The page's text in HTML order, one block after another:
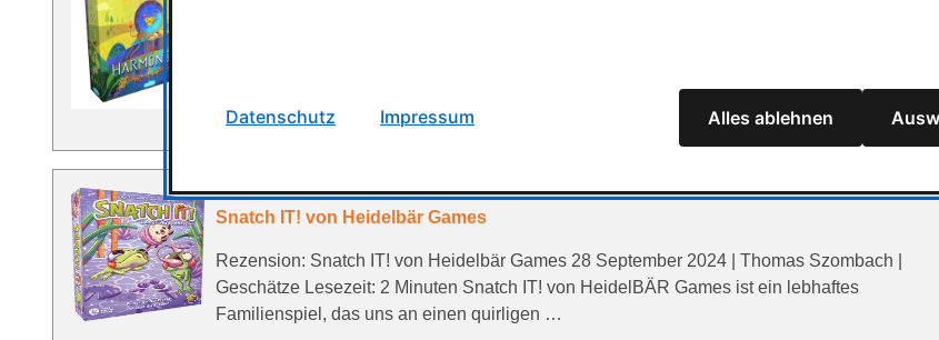
Snatch IT! von Heidelbär Games
Rezension: Snatch IT! von Heidelbär Games 28 September 2024 | Thomas Szombach |
Geschätze Lesezeit: 2 Minuten Snatch IT! von HeidelBÄR Games ist ein lebhaftes
Familienspiel, das uns an einen quirligen …
Alles ablehnen
Datenschutz Impressum